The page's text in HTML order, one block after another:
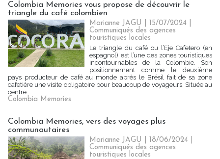
Colombia Memories vous propose de découvrir le
triangle du café colombien
Marianne JAGU | 15/07/2024
Communiqués des agences
touristiques locales
Le triangle du café ou l’Eje Cafetero (en
espagnol) est l’une des zones touristiques
incontournables de la Colombie. Son
positionnement comme le deuxième
pays producteur de café au monde après le Brésil fait de sa zone
cafetière une visite obligatoire pour beaucoup de voyageurs. Située au
centre...
Colombia Memories
Colombia Memories, vers des voyages plus
communautaires
Marianne JAGU | 18/06/2024
Communiqués des agences
touristiques locales